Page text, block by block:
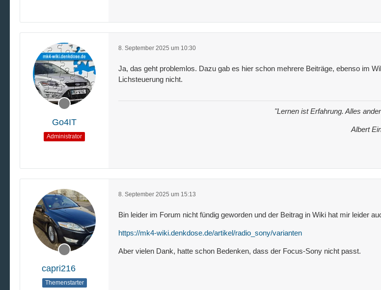
Go4IT
Administrator
8. September 2025 um 10:30
Ja, das geht problemlos. Dazu gab es hier schon mehrere Beiträge, ebenso im
Lichsteuerung nicht.
"Lernen ist Erfahrung. Alles
Albert
capri216
Themenstarter
8. September 2025 um 15:13
Bin leider im Forum nicht fündig geworden und der Beitrag in Wiki hat mir leider
https://mk4-wiki.denkdose.de/artikel/radio_sony/varianten
Aber vielen Dank, hatte schon Bedenken, dass der Focus-Sony nicht passt.